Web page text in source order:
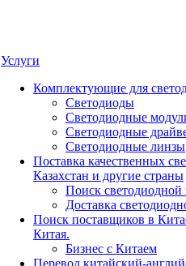
Услуги
Комплектующие для
Светодиоды
Светодиодные
Cветодиодные
Светодиодные линзы
Поставка качественных
Казахстан и другие страны
Поиск
Доставка
Поиск поставщиков в
Китая.
Бизнес с Китаем
Перевод китайский-